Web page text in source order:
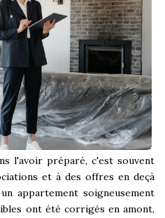
Gestion Locative
acquéreur
Estale
l'avoir préparé, c'est souvent
et à des offres en deçà
appartement soigneusement
ont été corrigés en amont,